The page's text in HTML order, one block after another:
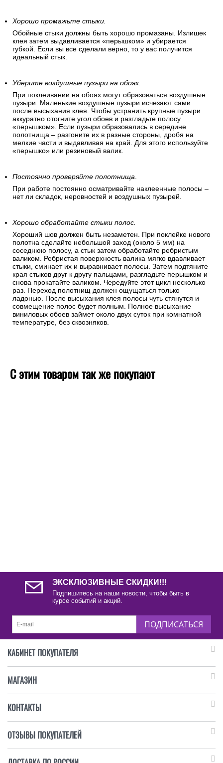
Хорошо промажьте стыки.
Обойные стыки должны быть хорошо промазаны. Излишек
клея затем выдавливается «перышком» и убирается
губкой. Если вы все сделали верно, то у вас получится
идеальный стык.
Уберите воздушные пузыри на обоях.
При поклеивании на обоях могут образоваться воздушные
пузыри. Маленькие воздушные пузыри исчезают сами
после высыхания клея. Чтобы устранить крупные пузыри
аккуратно отогните угол обоев и разгладьте полосу
«перышком». Если пузыри образовались в середине
полотнища – разгоните их в разные стороны, дробя на
мелкие части и выдавливая на край. Для этого используйте
«перышко» или резиновый валик.
Постоянно проверяйте полотнища.
При работе постоянно осматривайте наклеенные полосы –
нет ли складок, неровностей и воздушных пузырей.
Хорошо обработайте стыки полос.
Хороший шов должен быть незаметен. При поклейке нового
полотна сделайте небольшой заход (около 5 мм) на
соседнюю полосу, а стык затем обработайте ребристым
валиком. Ребристая поверхность валика мягко вдавливает
стыки, сминает их и выравнивает полосы. Затем подтяните
края стыков друг к другу пальцами, разгладьте перышком и
снова прокатайте валиком. Чередуйте этот цикл несколько
раз. Переход полотнищ должен ощущаться только
ладонью. После высыхания клея полосы чуть стянутся и
совмещение полос будет полным. Полное высыхание
виниловых обоев займет около двух суток при комнатной
температуре, без сквозняков.
С этим товаром так же покупают
ЭКСКЛЮЗИВНЫЕ СКИДКИ!!!
Подпишитесь на наши новости, чтобы быть в
курсе событий и акций.
ПОДПИСАТЬСЯ
КАБИНЕТ ПОКУПАТЕЛЯ
МАГАЗИН
КОНТАКТЫ
ОТЗЫВЫ ПОКУПАТЕЛЕЙ